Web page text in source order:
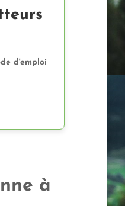
d'emploi
à